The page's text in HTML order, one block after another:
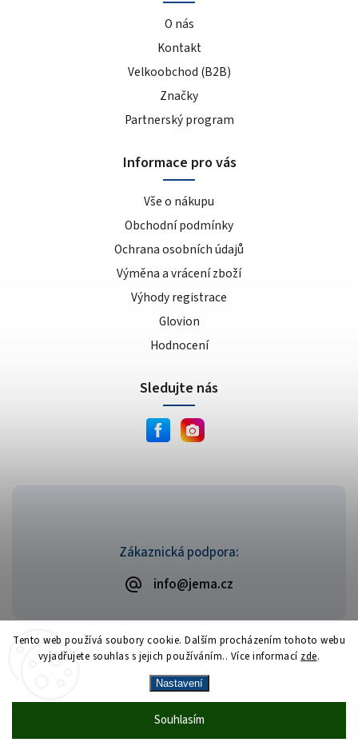
Tento web používá soubory cookie. Dalším procházením tohoto webu
vyjadřujete souhlas s jejich používáním.. Více informací zde.
Nastavení
Souhlasím
Vrácení zboží zdarma— celý srpen bez
Zákaznická podpora:
info@jema.cz
O nás
Kontakt
Velkoobchod (B2B)
Značky
Partnerský program
Informace pro vás
Vše o nákupu
Obchodní podmínky
Ochrana osobních údajů
Výměna a vrácení zboží
Výhody registrace
Glovion
Hodnocení
Sledujte nás
Copyright 2026JEMA.cz. Všechna práva vyhrazena.
VytvořilShoptet| Design